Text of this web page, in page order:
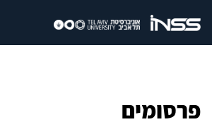
פרסומים